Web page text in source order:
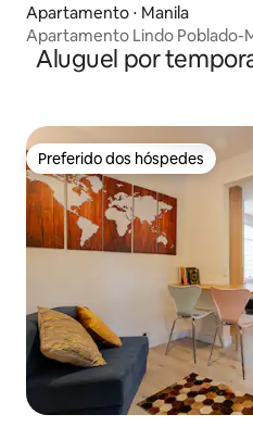
Apartamento ⋅ Manila
Apartamento Lindo Poblado-
Aluguel por
Preferido dos hóspedes
Preferido dos hóspedes